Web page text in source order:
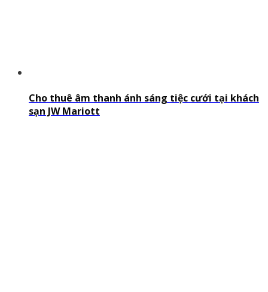
Cho thuê âm thanh ánh sáng tiệc cưới tại khách
sạn JW Mariott